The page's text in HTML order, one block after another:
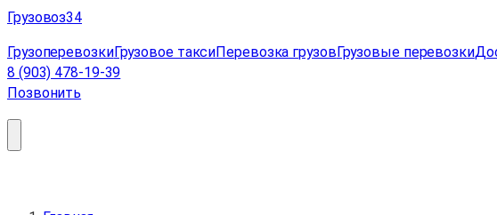
Перейти
содержимому
Грузовоз34
ГрузоперевозкиГрузовое таксиПеревозка грузовГрузовые перевозки
8 (903) 478-19-39
Позвонить